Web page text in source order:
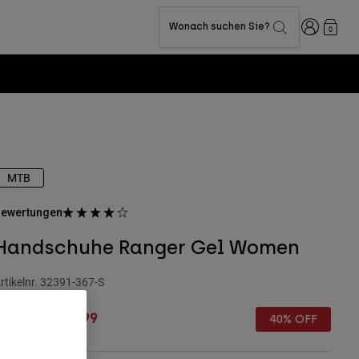
Wonach suchen Sie? Anmelden
0
MTB
Ranger Gel Women
32391-367-S
Price reduced from
€ 20,99 40% OFF